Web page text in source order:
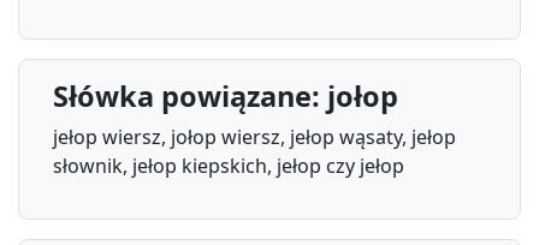
Słówka powiązane: jołop
jełop wiersz, jołop wiersz, jełop wąsaty, jełop
słownik, jełop kiepskich, jełop czy jełop